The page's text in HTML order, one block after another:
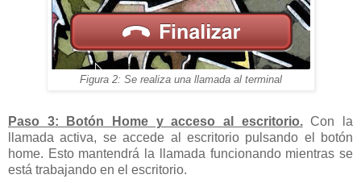
Figura 2: Se realiza una llamada al terminal
Paso 3: Botón Home y acceso al escritorio.Con la
llamada activa, se accede al escritorio pulsando el botón
home. Esto mantendrá la llamada funcionando mientras se
está trabajando en el escritorio.